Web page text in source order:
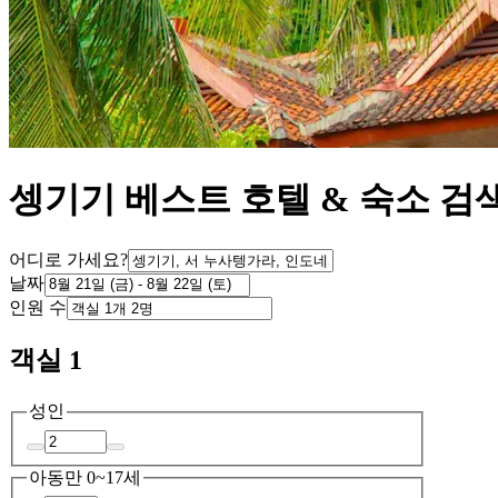
셍기기 베스트 호텔 & 숙소 검
어디로 가세요?
날짜
인원 수
객실 1
성인
아동만 0~17세